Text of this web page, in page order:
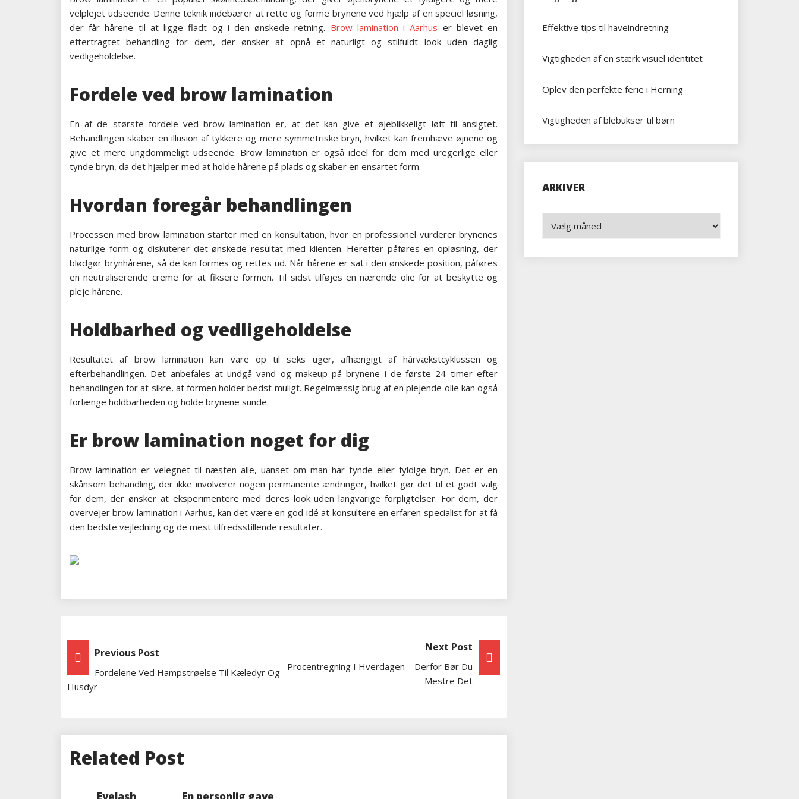
velplejet udseende. Denne teknik indebærer at rette og forme brynene ved hjælp af en speciel løsning,
der får hårene til at ligge fladt og i den ønskede retning. Brow lamination i Aarhus er blevet en
eftertragtet behandling for dem, der ønsker at opnå et naturligt og stilfuldt look uden daglig
vedligeholdelse.
Fordele ved brow lamination
En af de største fordele ved brow lamination er, at det kan give et øjeblikkeligt løft til ansigtet.
Behandlingen skaber en illusion af tykkere og mere symmetriske bryn, hvilket kan fremhæve øjnene og
give et mere ungdommeligt udseende. Brow lamination er også ideel for dem med uregerlige eller
tynde bryn, da det hjælper med at holde hårene på plads og skaber en ensartet form.
Hvordan foregår behandlingen
Processen med brow lamination starter med en konsultation, hvor en professionel vurderer brynenes
naturlige form og diskuterer det ønskede resultat med klienten. Herefter påføres en opløsning, der
blødgør brynhårene, så de kan formes og rettes ud. Når hårene er sat i den ønskede position, påføres
en neutraliserende creme for at fiksere formen. Til sidst tilføjes en nærende olie for at beskytte og
pleje hårene.
Holdbarhed og vedligeholdelse
Resultatet af brow lamination kan vare op til seks uger, afhængigt af hårvækstcyklussen og
efterbehandlingen. Det anbefales at undgå vand og makeup på brynene i de første 24 timer efter
behandlingen for at sikre, at formen holder bedst muligt. Regelmæssig brug af en plejende olie kan også
forlænge holdbarheden og holde brynene sunde.
Er brow lamination noget for dig
Brow lamination er velegnet til næsten alle, uanset om man har tynde eller fyldige bryn. Det er en
skånsom behandling, der ikke involverer nogen permanente ændringer, hvilket gør det til et godt valg
for dem, der ønsker at eksperimentere med deres look uden langvarige forpligtelser. For dem, der
overvejer brow lamination i Aarhus, kan det være en god idé at konsultere en erfaren specialist for at få
den bedste vejledning og de mest tilfredsstillende resultater.
Indlægsnavigation
Previous Post
Fordelene Ved Hampstrøelse Til Kæledyr Og
Husdyr
Next Post
Procentregning I Hverdagen – Derfor Bør Du
Mestre Det
Related Post
Effektive tips til haveindretning
Vigtigheden af en stærk visuel identitet
Oplev den perfekte ferie i Herning
Vigtigheden af blebukser til børn
ARKIVER